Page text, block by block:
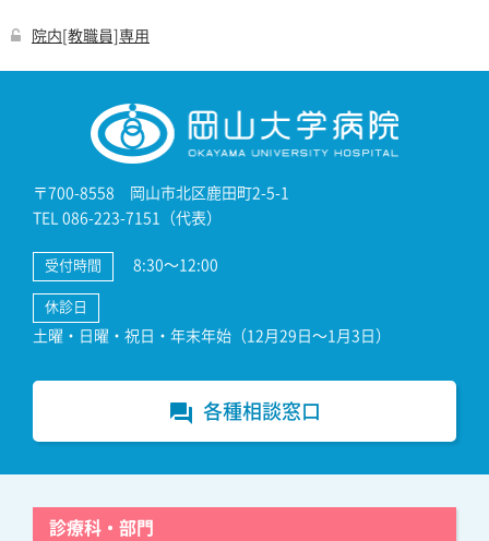
院内[教職員]専用
〒700-8558 岡山市北区鹿田町2-5-1
TEL 086-223-7151（代表）
受付時間 8:30～12:00
休診日
土曜・日曜・祝日・年末年始（12月29日～1月3日）
forum 各種相談窓口
診療科・部門